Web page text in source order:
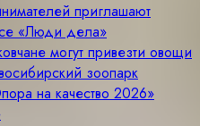
приглашают
«Люди дела»
могут привезти овощи
зоопарк
на качество 2026»